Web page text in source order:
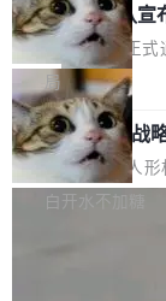
配、功耗与稳定性
等内容展开系统讲
步了解开源鸿蒙在
Hub 员工 kdaigle
据：2025 年全年
2.75 亿次，全年预
ontinual Harness
上，Prime Agent
5% RHAE
家基线 95.4%。 不
器 Prime Agent 的
agent 有本质区别
计是基于早期模型
Rust 项目团队宣
止，但你要承认
Rust 语言项目正式
覆盖 rust-lang/rust
是项目级别的官方
但它可能是主流开
细致的一份规则。
可以用来分析、提
局
宇树科技 IPO 战
ek 获配 93.3 万
8月6日晚间，“人
有限公司披露IPO
白开水不加糖